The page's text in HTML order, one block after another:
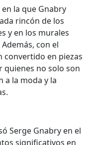
la que Gnabry
rincón de los
y en los murales
con el
convertido en piezas
quienes no solo son
a la moda y la
Serge Gnabry en el
significativos en